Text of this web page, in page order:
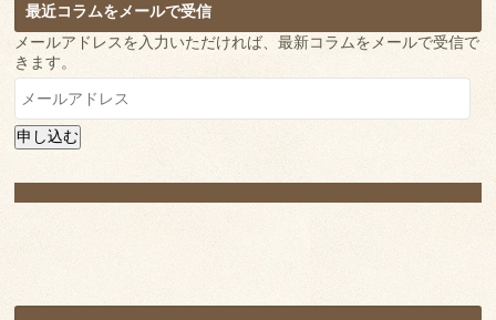
最近コラムをメールで受信
メールアドレスを入力いただければ、最新コラムをメールで受信で
きます。
メ
ー
ル
ア
レ
ス
申し込む